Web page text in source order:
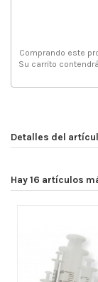
Comprando este
Su carrito
Detalles del
Hay 16 artículos